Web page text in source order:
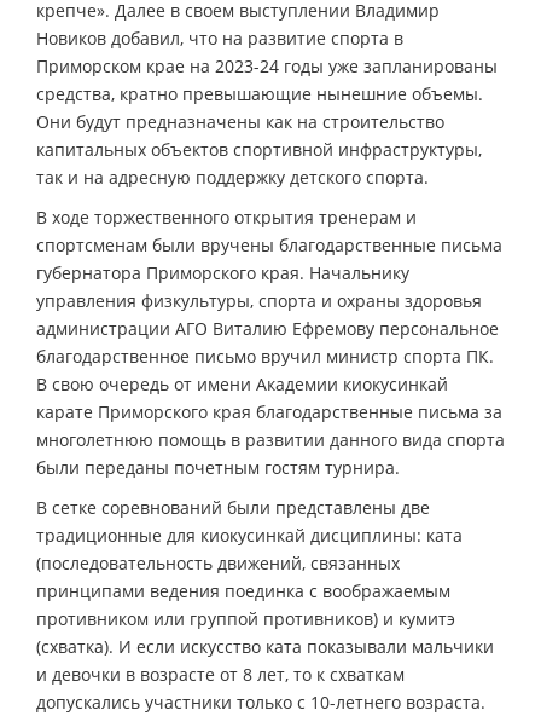
крепче». Далее в своем выступлении Владимир
Новиков добавил, что на развитие спорта в
Приморском крае на 2023-24 годы уже запланированы
средства, кратно превышающие нынешние объемы.
Они будут предназначены как на строительство
капитальных объектов спортивной инфраструктуры,
так и на адресную поддержку детского спорта.
В ходе торжественного открытия тренерам и
спортсменам были вручены благодарственные письма
губернатора Приморского края. Начальнику
управления физкультуры, спорта и охраны здоровья
администрации АГО Виталию Ефремову персональное
благодарственное письмо вручил министр спорта ПК.
В свою очередь от имени Академии киокусинкай
карате Приморского края благодарственные письма за
многолетнюю помощь в развитии данного вида спорта
были переданы почетным гостям турнира.
В сетке соревнований были представлены две
традиционные для киокусинкай дисциплины: ката
(последовательность движений, связанных
принципами ведения поединка с воображаемым
противником или группой противников) и кумитэ
(схватка). И если искусство ката показывали мальчики
и девочки в возрасте от 8 лет, то к схваткам
допускались участники только с 10-летнего возраста.